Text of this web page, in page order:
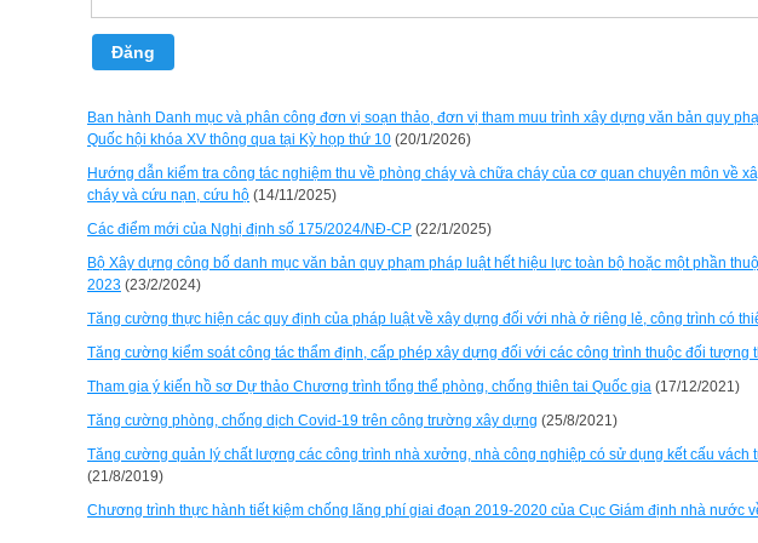
Đăng
Ban hành Danh mục và phân công đơn vị soạn thảo, đơn vị tham muu trình xây dựng văn bản quy
Quốc hội khóa XV thông qua tại Kỳ họp thứ 10 (20/1/2026)
Hướng dẫn kiểm tra công tác nghiệm thu về phòng cháy và chữa cháy của cơ quan chuyên môn về
cháy và cứu nạn, cứu hộ (14/11/2025)
Các điểm mới của Nghị định số 175/2024/NĐ-CP (22/1/2025)
Bộ Xây dựng công bố danh mục văn bản quy phạm pháp luật hết hiệu lực toàn bộ hoặc một phần
2023 (23/2/2024)
Tăng cường thực hiện các quy định của pháp luật về xây dựng đối với nhà ở riêng lẻ, công trình có
Tăng cường kiểm soát công tác thẩm định, cấp phép xây dựng đối với các công trình thuộc đối tượng
Tham gia ý kiến hồ sơ Dự thảo Chương trình tổng thể phòng, chống thiên tai Quốc gia (17/12/2021)
Tăng cường phòng, chống dịch Covid-19 trên công trường xây dựng (25/8/2021)
Tăng cường quản lý chất lượng các công trình nhà xưởng, nhà công nghiệp có sử dụng kết cấu
(21/8/2019)
Chương trình thực hành tiết kiệm chống lãng phí giai đoạn 2019-2020 của Cục Giám định nhà nước